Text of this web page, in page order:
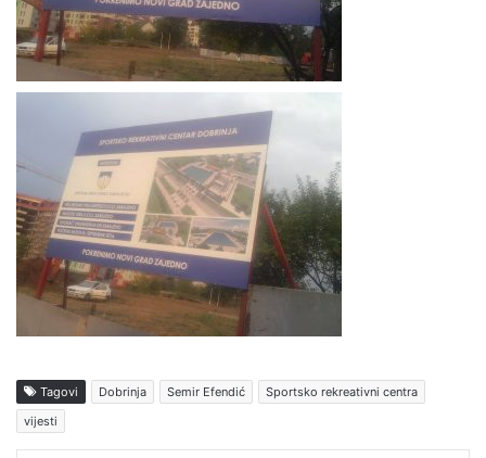
Tagovi Dobrinja Semir Efendić
Sportsko rekreativni centra
vijesti